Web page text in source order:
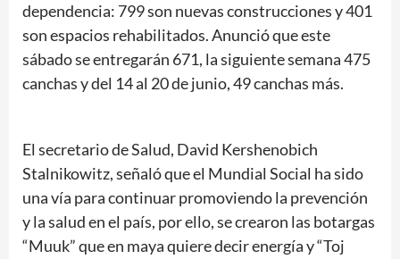
dependencia: 799 son nuevas construcciones y 401
son espacios rehabilitados. Anunció que este
sábado se entregarán 671, la siguiente semana 475
canchas y del 14 al 20 de junio, 49 canchas más.
El secretario de Salud, David Kershenobich
Stalnikowitz, señaló que el Mundial Social ha sido
una vía para continuar promoviendo la prevención
y la salud en el país, por ello, se crearon las botargas
“Muuk” que en maya quiere decir energía y “Toj